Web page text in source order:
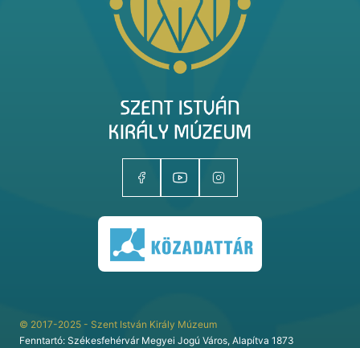
© 2017-2025 - Szent István Király Múzeum
Fenntartó: Székesfehérvár Megyei Jogú Város, Alapítva 1873